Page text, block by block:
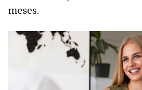
meses.